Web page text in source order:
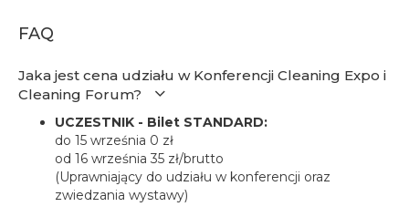
FAQ
Jaka jest cena udziału w Konferencji Cleaning Expo i
Cleaning Forum?
UCZESTNIK - Bilet STANDARD:
do 15 września 0 zł
od 16 września 35 zł/brutto
(Uprawniający do udziału w konferencji oraz
zwiedzania wystawy)